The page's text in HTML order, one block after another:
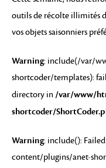
outils de récolte illimités
vos objets saisonniers
Warning: include(/var/
shortcoder/templates):
directory in /var/www/
shortcoder/
Warning: include():
content/plugins/anet-